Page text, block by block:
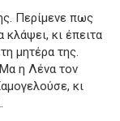
Περίμενε πως
κλάψει, κι έπειτα
μητέρα της.
η Λένα τον
κι